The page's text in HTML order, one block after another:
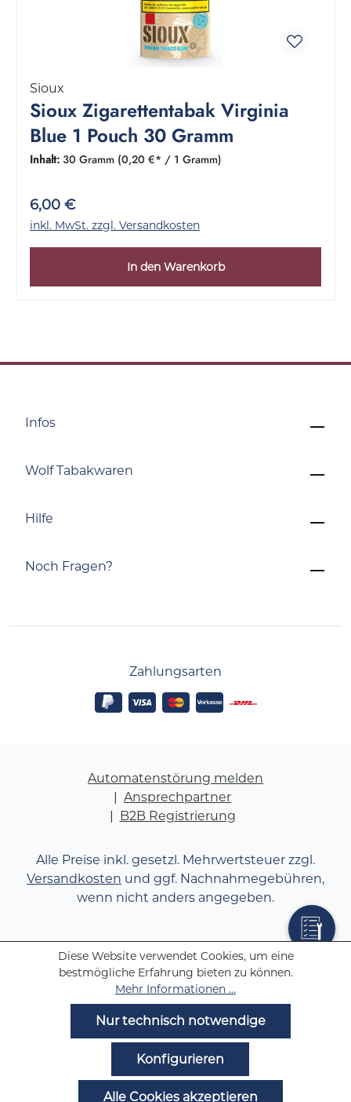
Sioux
Sioux Zigarettentabak Virginia
Blue 1 Pouch 30 Gramm
Inhalt: 30 Gramm (0,20 €* / 1 Gramm)
6,00 €
inkl. MwSt. zzgl. Versandkosten
In den Warenkorb
Noch Fragen?
Infos
Wolf Tabakwaren
Hilfe
Zahlungsarten
Automatenstörung melden
Ansprechpartner
B2B Registrierung
Alle Preise inkl. gesetzl. Mehrwertsteuer zzgl.
Versandkosten und ggf. Nachnahmegebühren,
wenn nicht anders angegeben.
Diese Website verwendet Cookies, um eine
bestmögliche Erfahrung bieten zu können.
Mehr Informationen ...
Nur technisch notwendige
Konfigurieren
Alle Cookies akzeptieren